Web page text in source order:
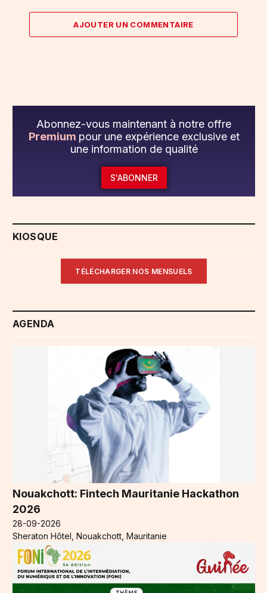
AJOUTER UN COMMENTAIRE
Abonnez-vous maintenant à notre offre
Premium pour une expérience exclusive et
une information de qualité
S'ABONNER
KIOSQUE
TÉLÉCHARGER NOS MENSUELS
AGENDA
Nouakchott: Fintech Mauritanie Hackathon
2026
28-09-2026
Sheraton Hôtel, Nouakchott, Mauritanie